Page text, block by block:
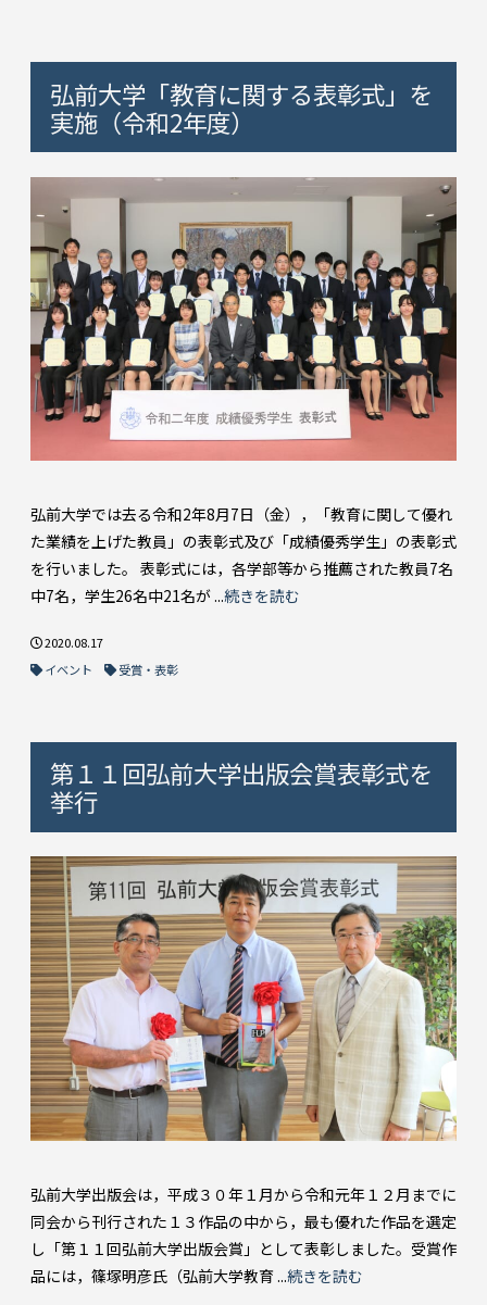
弘前大学「教育に関する表彰式」を
実施（令和2年度）
弘前大学では去る令和2年8月7日（金），「教育に関して優れ
た業績を上げた教員」の表彰式及び「成績優秀学生」の表彰式
を行いました。 表彰式には，各学部等から推薦された教員7名
中7名，学生26名中21名が ...続きを読む
2020.08.17
イベント
受賞・表彰
第１１回弘前大学出版会賞表彰式を
挙行
弘前大学出版会は，平成３０年１月から令和元年１２月までに
同会から刊行された１３作品の中から，最も優れた作品を選定
し「第１１回弘前大学出版会賞」として表彰しました。受賞作
品には，篠塚明彦氏（弘前大学教育 ...続きを読む